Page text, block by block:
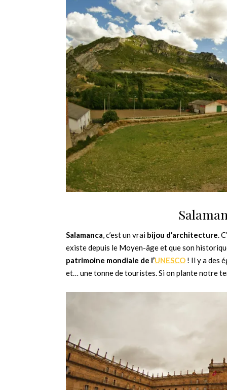
Salamanca, c’est un vrai bijou d’architecture.
existe depuis le Moyen-âge et que son
patrimoine mondiale de l’UNESCO ! Il y a des
et… une tonne de touristes. Si on plante notre